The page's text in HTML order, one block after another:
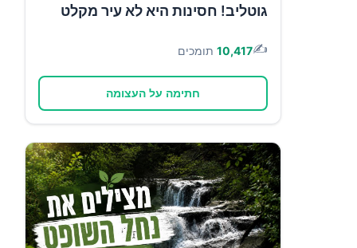
גוטליב! חסינות היא לא עיר מקלט
✍️
10,417 תומכים
חתימה על העצומה